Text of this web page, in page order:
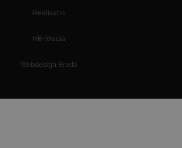
Realisatie
RB-Media
Webdesign Breda